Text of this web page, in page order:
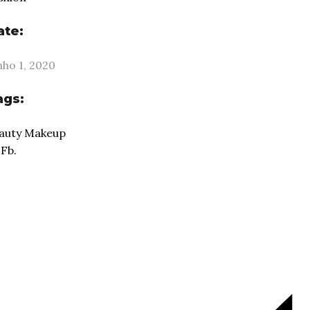
1, 2020
Makeup
Fb.